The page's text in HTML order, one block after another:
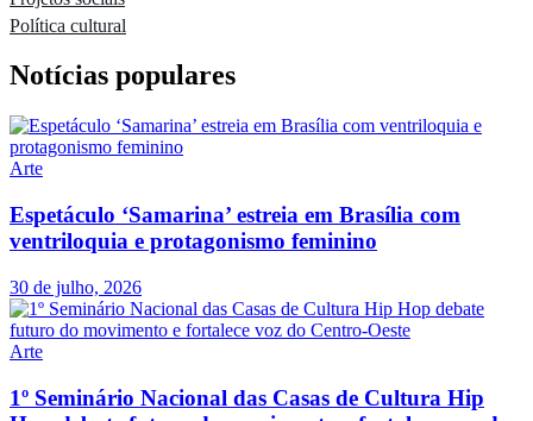
Política cultural
Notícias populares
Arte
Espetáculo ‘Samarina’ estreia em Brasília com
ventriloquia e protagonismo feminino
30 de julho, 2026
Arte
1º Seminário Nacional das Casas de Cultura Hip